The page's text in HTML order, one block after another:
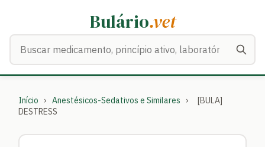
Bulário.vet
Início › Anestésicos-Sedativos e Similares ›
[BULA]
DESTRESS